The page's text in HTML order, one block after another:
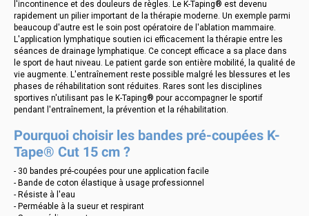
l'incontinence et des douleurs de règles. Le K-Taping® est devenu
rapidement un pilier important de la thérapie moderne. Un exemple parmi
beaucoup d'autre est le soin post opératoire de l'ablation mammaire.
L'application lymphatique soutien ici efficacement la thérapie entre les
séances de drainage lymphatique. Ce concept efficace a sa place dans
le sport de haut niveau. Le patient garde son entière mobilité, la qualité de
vie augmente. L'entraînement reste possible malgré les blessures et les
phases de réhabilitation sont réduites. Rares sont les disciplines
sportives n'utilisant pas le K-Taping® pour accompagner le sportif
pendant l'entraînement, la prévention et la réhabilitation.
Pourquoi choisir les bandes pré-coupées K-
Tape® Cut 15 cm ?
- 30 bandes pré-coupées pour une application facile
- Bande de coton élastique à usage professionnel
- Résiste à l'eau
- Perméable à la sueur et respirant